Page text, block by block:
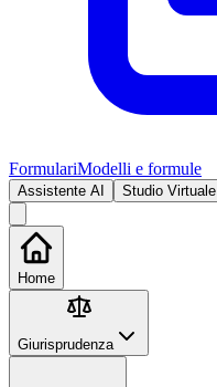
FormulariModelli e formule
Assistente AI Studio Virtuale
Home
Giurisprudenza